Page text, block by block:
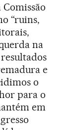
“ruins,
na
e
o
para o
em